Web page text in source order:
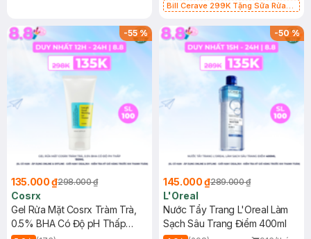
Bill Cerave 299K Tặng Sữa Rửa
-55%
135.000 ₫298.000 ₫
Cosrx
Gel Rửa Mặt Cosrx Tràm Trà,
0.5% BHA Có Độ pH Thấp
-50%
145.000 ₫289.000 ₫
L'Oreal
Nước Tẩy Trang L'Oreal Làm
Sạch Sâu Trang Điểm 400ml